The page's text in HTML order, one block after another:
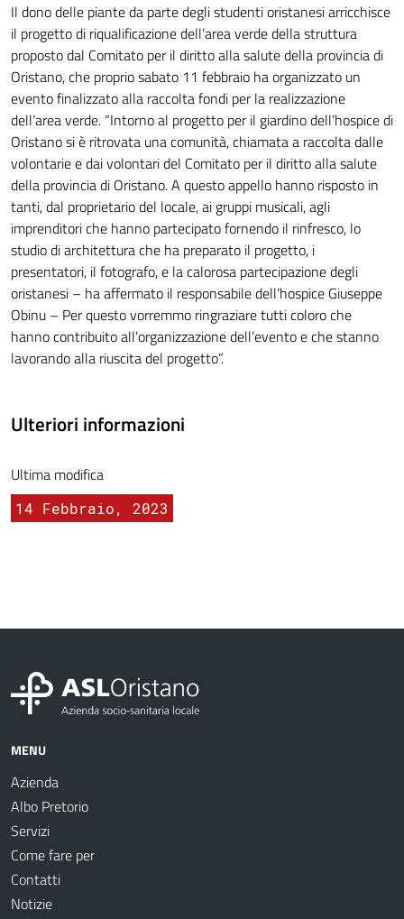
Il dono delle piante da parte degli studenti oristanesi arricchisce
il progetto di riqualificazione dell’area verde della struttura
proposto dal Comitato per il diritto alla salute della provincia di
Oristano, che proprio sabato 11 febbraio ha organizzato un
evento finalizzato alla raccolta fondi per la realizzazione
dell’area verde. “Intorno al progetto per il giardino dell’hospice di
Oristano si è ritrovata una comunità, chiamata a raccolta dalle
volontarie e dai volontari del Comitato per il diritto alla salute
della provincia di Oristano. A questo appello hanno risposto in
tanti, dal proprietario del locale, ai gruppi musicali, agli
imprenditori che hanno partecipato fornendo il rinfresco, lo
studio di architettura che ha preparato il progetto, i
presentatori, il fotografo, e la calorosa partecipazione degli
oristanesi – ha affermato il responsabile dell’hospice Giuseppe
Obinu – Per questo vorremmo ringraziare tutti coloro che
hanno contribuito all’organizzazione dell’evento e che stanno
lavorando alla riuscita del progetto”.
Ulteriori informazioni
Ultima modifica
14 Febbraio, 2023
MENU
Azienda
Albo Pretorio
Servizi
Come fare per
Contatti
Notizie